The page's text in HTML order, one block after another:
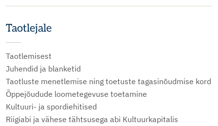
Taotlejale
Taotlemisest
Juhendid ja blanketid
Taotluste menetlemise ning toetuste tagasinõudmise kord
Õppejõudude loometegevuse toetamine
Kultuuri- ja spordiehitised
Riigiabi ja vähese tähtsusega abi Kultuurkapitalis